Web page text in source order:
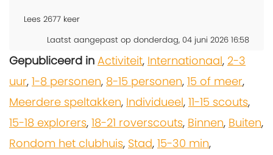
Lees 2677 keer
Laatst aangepast op donderdag, 04 juni 2026 16:58
Gepubliceerd in Activiteit, Internationaal, 2-3
uur, 1-8 personen, 8-15 personen, 15 of meer,
Meerdere speltakken, Individueel, 11-15 scouts,
15-18 explorers, 18-21 roverscouts, Binnen, Buiten,
Rondom het clubhuis, Stad, 15-30 min,